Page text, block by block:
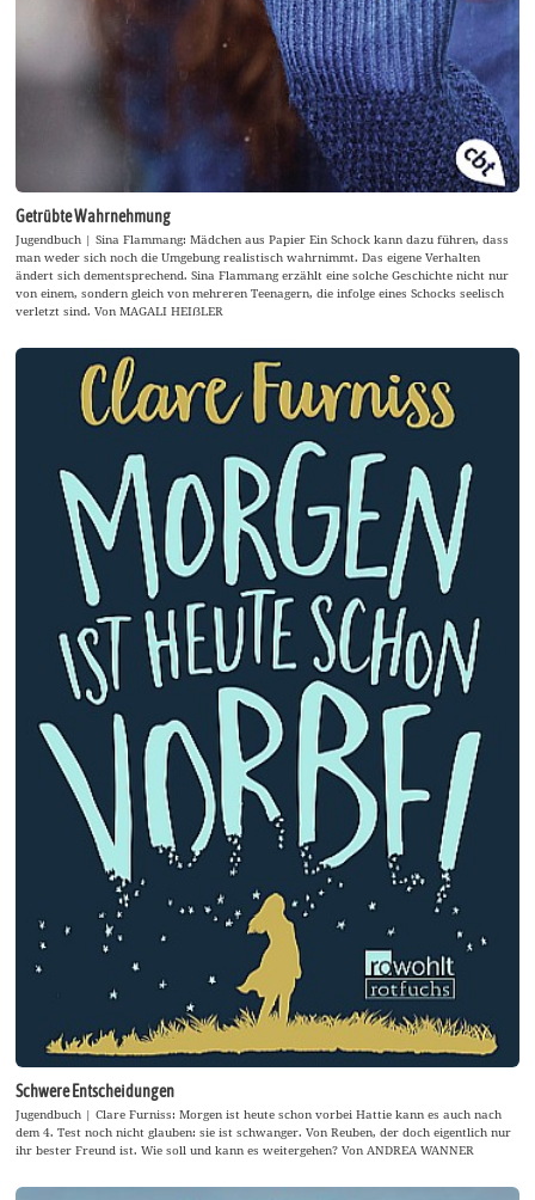
Getrübte Wahrnehmung
Jugendbuch | Sina Flammang: Mädchen aus Papier Ein Schock kann dazu führen, dass
man weder sich noch die Umgebung realistisch wahrnimmt. Das eigene Verhalten
ändert sich dementsprechend. Sina Flammang erzählt eine solche Geschichte nicht nur
von einem, sondern gleich von mehreren Teenagern, die infolge eines Schocks seelisch
verletzt sind. Von MAGALI HEIẞLER
Schwere Entscheidungen
Jugendbuch | Clare Furniss: Morgen ist heute schon vorbei Hattie kann es auch nach
dem 4. Test noch nicht glauben: sie ist schwanger. Von Reuben, der doch eigentlich nur
ihr bester Freund ist. Wie soll und kann es weitergehen? Von ANDREA WANNER